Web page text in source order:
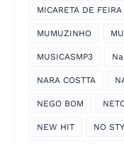
MICARETA DE FEIRA
MUMUZINHO
MUSICASMP3
NARA COSTTA
NEGO BOM
NEW HIT NO